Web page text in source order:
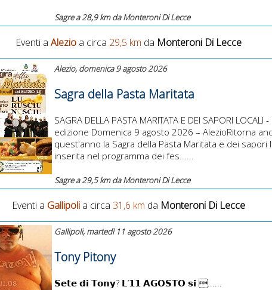
Sagre a 28,9 km da Monteroni Di Lecce
Eventi aAlezio a circa 29,5 km da Monteroni Di Lecce
Alezio, domenica 9 agosto 2026
Sagra della Pasta Maritata
SAGRA DELLA PASTA MARITATA E DEI SAPORI LOCALI -
edizione Domenica 9 agosto 2026 – AlezioRitorna
quest'anno la Sagra della Pasta Maritata e dei sapori
inserita nel programma dei fes......
Sagre a 29,5 km da Monteroni Di Lecce
Eventi a Gallipoli a circa 31,6 km da Monteroni Di Lecce
Gallipoli, martedì 11 agosto 2026
Tony Pitony
𝗦𝗲𝘁𝗲 𝗱𝗶 𝗧𝗼𝗻𝘆? 𝗟’𝟭𝟭 𝗔𝗚𝗢𝗦𝗧𝗢 𝘀𝗶 ......